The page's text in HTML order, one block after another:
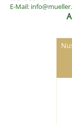
E-Mail: